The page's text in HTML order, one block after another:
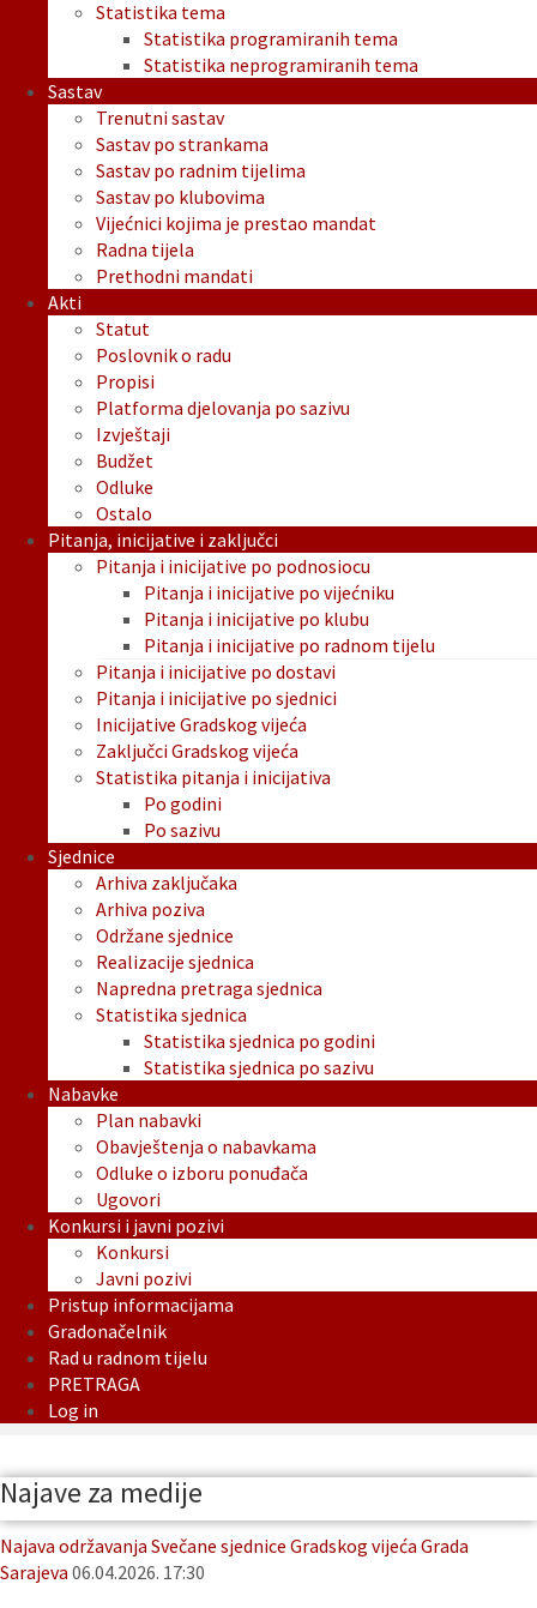
Statistika tema
Statistika programiranih tema
Statistika neprogramiranih tema
Sastav
Trenutni sastav
Sastav po strankama
Sastav po radnim tijelima
Sastav po klubovima
Vijećnici kojima je prestao mandat
Radna tijela
Prethodni mandati
Akti
Statut
Poslovnik o radu
Propisi
Platforma djelovanja po sazivu
Izvještaji
Budžet
Odluke
Ostalo
Pitanja, inicijative i zaključci
Pitanja i inicijative po podnosiocu
Pitanja i inicijative po vijećniku
Pitanja i inicijative po klubu
Pitanja i inicijative po radnom tijelu
Pitanja i inicijative po dostavi
Pitanja i inicijative po sjednici
Inicijative Gradskog vijeća
Zaključci Gradskog vijeća
Statistika pitanja i inicijativa
Po godini
Po sazivu
Sjednice
Arhiva zaključaka
Arhiva poziva
Održane sjednice
Realizacije sjednica
Napredna pretraga sjednica
Statistika sjednica
Statistika sjednica po godini
Statistika sjednica po sazivu
Nabavke
Plan nabavki
Obavještenja o nabavkama
Odluke o izboru ponuđača
Ugovori
Konkursi i javni pozivi
Konkursi
Javni pozivi
Pristup informacijama
Gradonačelnik
Rad u radnom tijelu
PRETRAGA
Log in
Najave za medije
Najava održavanja Svečane sjednice Gradskog vijeća Grada
Sarajeva 06.04.2026. 17:30